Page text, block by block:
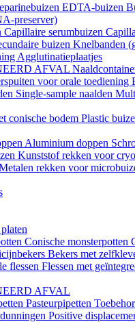
EDTA-buizen
preserver)
Capillaire serumbuizen
buizen Knelbanden
Agglutinatieplaatjes
AFVAL
voor orale toediening
Single-sample naalden
conische bodem Plastic
Aluminium doppen
Kunststof rekken voor
rekken voor
Conische monsterpotten
Bekers met
flessen Flessen met
AFVAL
Pasteurpipetten
Positive